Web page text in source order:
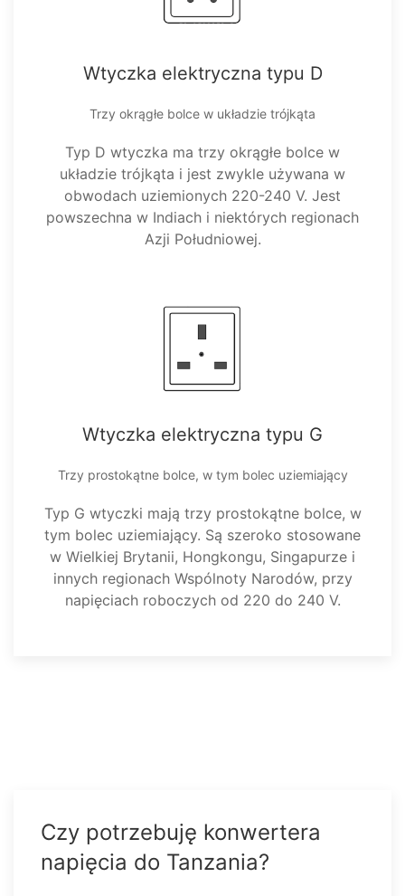
Wtyczka elektryczna typu D
Trzy okrągłe bolce w układzie trójkąta
Typ D wtyczka ma trzy okrągłe bolce w
układzie trójkąta i jest zwykle używana w
obwodach uziemionych 220-240 V. Jest
powszechna w Indiach i niektórych regionach
Azji Południowej.
Wtyczka elektryczna typu G
Trzy prostokątne bolce, w tym bolec uziemiający
Typ G wtyczki mają trzy prostokątne bolce, w
tym bolec uziemiający. Są szeroko stosowane
w Wielkiej Brytanii, Hongkongu, Singapurze i
innych regionach Wspólnoty Narodów, przy
napięciach roboczych od 220 do 240 V.
Czy potrzebuję konwertera
napięcia do Tanzania?